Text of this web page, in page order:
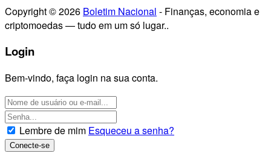
Copyright © 2026 Boletim Nacional - Finanças, economia e
criptomoedas — tudo em um só lugar..
Login
Bem-vindo, faça login na sua conta.
Lembre de mim Esqueceu a senha?